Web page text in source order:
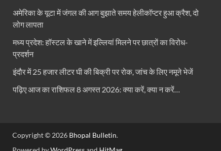
अमेरिका के यूटा में जंगल की आग बुझाते समय हेलीकॉप्टर हुआ क्रैश, दो
लोग लापता
मध्य प्रदेश: हॉस्टल के खाने में इल्लियां मिलने पर छात्रों का विरोध-
प्रदर्शन
इंदौर में 25 हजार लीटर घी की बिक्री पर रोक, जांच के लिए नमूने भेजें
पढ़िए आज का राशिफल 8 अगस्त 2026: क्या करें, क्या न करें…
Copyright © 2026 Bhopal Bulletin.